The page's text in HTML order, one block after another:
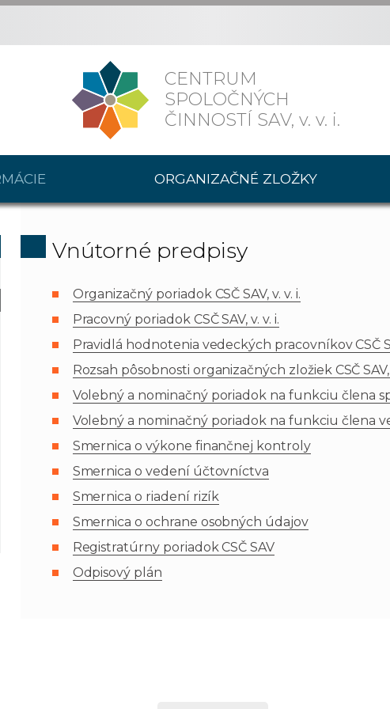
CENTRUM
SPOLOČNÝCH
ČINNOSTÍ SAV, v. v. i.
ORGANIZAČNÉ ZLOŽKY
Vnútorné predpisy
Organizačný poriadok CSČ SAV, v. v. i.
Pracovný poriadok CSČ SAV, v. v. i.
Pravidlá hodnotenia vedeckých pracovníkov CSČ
Rozsah pôsobnosti organizačných zložiek CSČ SAV,
Volebný a nominačný poriadok na funkciu člena
Volebný a nominačný poriadok na funkciu člena
Smernica o výkone finančnej kontroly
Smernica o vedení účtovníctva
Smernica o riadení rizík
Smernica o ochrane osobných údajov
Registratúrny poriadok CSČ SAV
Odpisový plán